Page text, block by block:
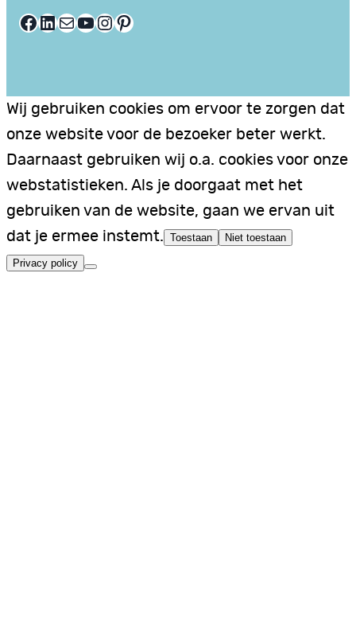
Facebook LinkedIn E-mail YouTube InstagramPinterest
Wij gebruiken cookies om ervoor te zorgen dat
onze website voor de bezoeker beter werkt.
Daarnaast gebruiken wij o.a. cookies voor onze
webstatistieken. Als je doorgaat met het
gebruiken van de website, gaan we ervan uit
dat je ermee instemt. Toestaan Niet toestaan
Privacy policy